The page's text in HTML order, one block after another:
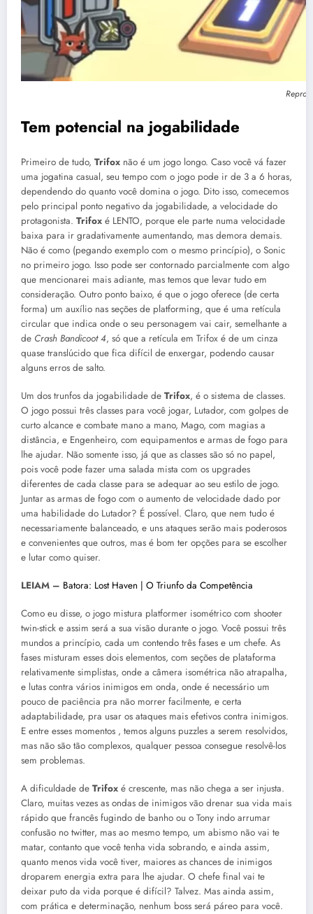
Tem potencial na jogabilidade
Primeiro de tudo, Trifox não é um jogo longo. Caso você vá fazer
uma jogatina casual, seu tempo com o jogo pode ir de 3 a 6 horas,
dependendo do quanto você domina o jogo. Dito isso, comecemos
pelo principal ponto negativo da jogabilidade, a velocidade do
protagonista. Trifox é LENTO, porque ele parte numa velocidade
baixa para ir gradativamente aumentando, mas demora demais.
Não é como (pegando exemplo com o mesmo princípio), o Sonic
no primeiro jogo. Isso pode ser contornado parcialmente com algo
que mencionarei mais adiante, mas temos que levar tudo em
consideração. Outro ponto baixo, é que o jogo oferece (de certa
forma) um auxílio nas seções de platforming, que é uma retícula
circular que indica onde o seu personagem vai cair, semelhante a
de Crash Bandicoot 4, só que a retícula em Trifox é de um cinza
quase translúcido que fica difícil de enxergar, podendo causar
alguns erros de salto.
Um dos trunfos da jogabilidade de Trifox, é o sistema de classes.
O jogo possui três classes para você jogar, Lutador, com golpes de
curto alcance e combate mano a mano, Mago, com magias a
distância, e Engenheiro, com equipamentos e armas de fogo para
lhe ajudar. Não somente isso, já que as classes são só no papel,
pois você pode fazer uma salada mista com os upgrades
diferentes de cada classe para se adequar ao seu estilo de jogo.
Juntar as armas de fogo com o aumento de velocidade dado por
uma habilidade do Lutador? É possível. Claro, que nem tudo é
necessariamente balanceado, e uns ataques serão mais poderosos
e convenientes que outros, mas é bom ter opções para se escolher
e lutar como quiser.
LEIAM – Batora: Lost Haven | O Triunfo da Competência
Como eu disse, o jogo mistura platformer isométrico com shooter
twin-stick e assim será a sua visão durante o jogo. Você possui três
mundos a princípio, cada um contendo três fases e um chefe. As
fases misturam esses dois elementos, com seções de plataforma
relativamente simplistas, onde a câmera isométrica não atrapalha,
e lutas contra vários inimigos em onda, onde é necessário um
pouco de paciência pra não morrer facilmente, e certa
adaptabilidade, pra usar os ataques mais efetivos contra inimigos.
E entre esses momentos , temos alguns puzzles a serem resolvidos,
mas não são tão complexos, qualquer pessoa consegue resolvê-los
sem problemas.
A dificuldade de Trifox é crescente, mas não chega a ser injusta.
Claro, muitas vezes as ondas de inimigos vão drenar sua vida mais
rápido que francês fugindo de banho ou o Tony indo arrumar
confusão no twitter, mas ao mesmo tempo, um abismo não vai te
matar, contanto que você tenha vida sobrando, e ainda assim,
quanto menos vida você tiver, maiores as chances de inimigos
droparem energia extra para lhe ajudar. O chefe final vai te
deixar puto da vida porque é difícil? Talvez. Mas ainda assim,
com prática e determinação, nenhum boss será páreo para você.